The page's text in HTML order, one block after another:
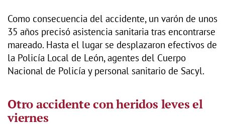
Como consecuencia del accidente, un varón de unos
35 años precisó asistencia sanitaria tras encontrarse
mareado. Hasta el lugar se desplazaron efectivos de
la Policía Local de León, agentes del Cuerpo
Nacional de Policía y personal sanitario de Sacyl.
Otro accidente con heridos leves el
viernes